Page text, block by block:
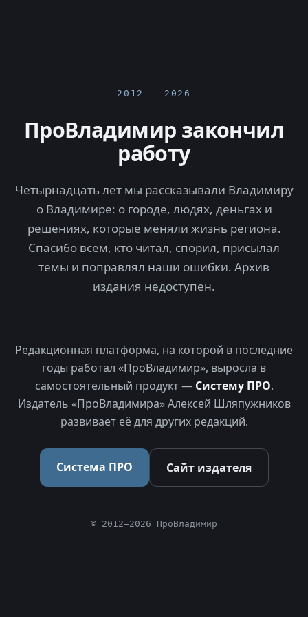
2012 — 2026
ПроВладимир закончил
работу
Четырнадцать лет мы рассказывали Владимиру
о Владимире: о городе, людях, деньгах и
решениях, которые меняли жизнь региона.
Спасибо всем, кто читал, спорил, присылал
темы и поправлял наши ошибки. Архив
издания недоступен.
Редакционная платформа, на которой в последние
годы работал «ПроВладимир», выросла в
самостоятельный продукт — Систему ПРО.
Издатель «ПроВладимира» Алексей Шляпужников
развивает её для других редакций.
Система ПРО Сайт издателя
© 2012–2026 ПроВладимир